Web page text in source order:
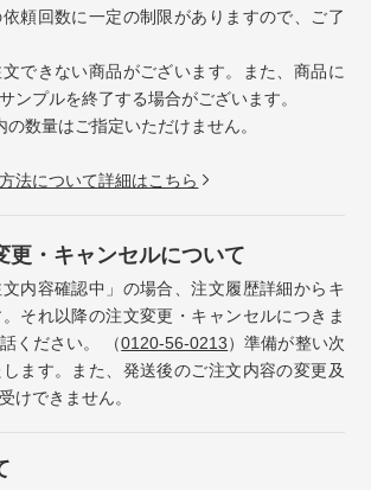
頼回数に一定の制限がありますので、ご了
できない商品がございます。また、商品に
ンプルを終了する場合がございます。
数量はご指定いただけません。
法について詳細はこちら
更・キャンセルについて
内容確認中」の場合、注文履歴詳細からキ
それ以降の注文変更・キャンセルにつきま
ください。 （0120-56-0213）準備が整い次
ます。また、発送後のご注文内容の変更及
けできません。